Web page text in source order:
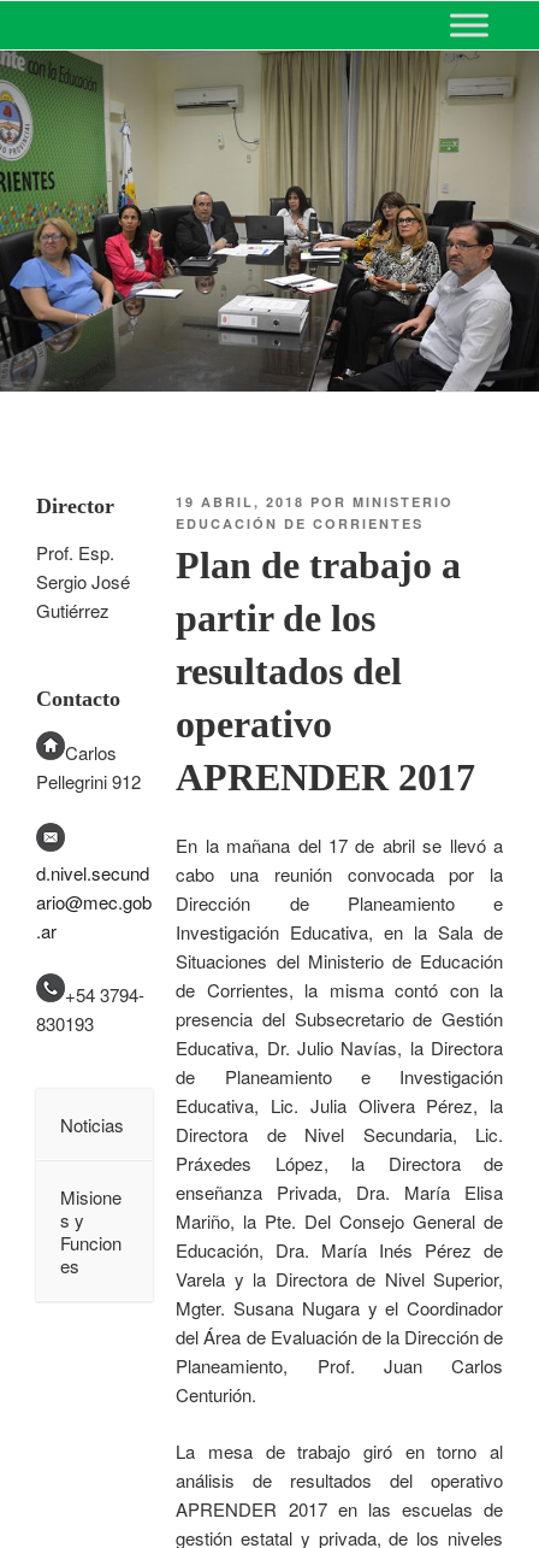
MINISTERIO DE EDUCACIÓN
DE CORRIENTES
19 ABRIL, 2018 PORMINISTERIO
EDUCACIÓN DE CORRIENTES
Plan de trabajo a
partir de los
resultados del
operativo
APRENDER 2017
En la mañana del 17 de abril se llevó a
cabo una reunión convocada por la
Dirección de Planeamiento e
Investigación Educativa, en la Sala de
Situaciones del Ministerio de Educación
de Corrientes, la misma contó con la
presencia del Subsecretario de Gestión
Educativa, Dr. Julio Navías, la Directora
de Planeamiento e Investigación
Educativa, Lic. Julia Olivera Pérez, la
Directora de Nivel Secundaria, Lic.
Práxedes López, la Directora de
enseñanza Privada, Dra. María Elisa
Mariño, la Pte. Del Consejo General de
Educación, Dra. María Inés Pérez de
Varela y la Directora de Nivel Superior,
Mgter. Susana Nugara y el Coordinador
del Área de Evaluación de la Dirección de
Planeamiento, Prof. Juan Carlos
Centurión.
La mesa de trabajo giró en torno al
análisis de resultados del operativo
APRENDER 2017 en las escuelas de
gestión estatal y privada, de los niveles
Director
Prof. Esp.
Sergio José
Gutiérrez
Contacto
Carlos
Pellegrini 912
d.nivel.secund
ario@mec.gob
.ar
+54 3794-
830193
Noticias
Misione
s y
Funcion
es